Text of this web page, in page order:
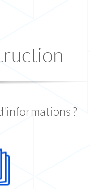
?